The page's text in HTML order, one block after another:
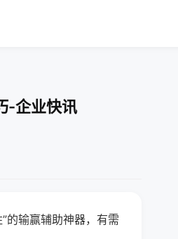
-企业快讯
的输赢辅助神器，有需